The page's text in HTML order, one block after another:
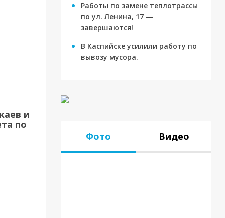
и
по
Работы по замене теплотрассы
по ул. Ленина, 17 —
завершаются!
В Каспийске усилили работу по
вывозу мусора.
Фото Видео